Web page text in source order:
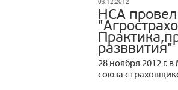
НСА
разввития"
28 ноября 2012 г.
союза